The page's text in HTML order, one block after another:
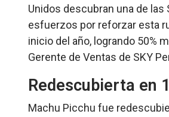
Unidos descubran una de
esfuerzos por reforzar esta
inicio del año, logrando 50%
Gerente de Ventas de SKY
Redescubierta en
Machu Picchu fue